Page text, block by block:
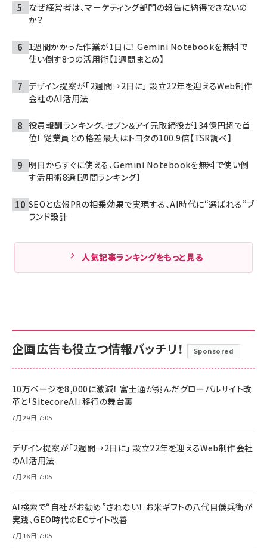
なぜ経営者は、マーケティング部門の報告に納得できないの
か？
1週間かかった作業が1日に！ Gemini Notebookを無料で
使い倒す8つの活用術【1週間まとめ】
デザイン提案が「2週間→2日に」 設立22年を迎えるWeb制作
会社のAI活用法
役員報酬ランキング、セブン＆アイ元取締役が134億円超で首
位！ 従業員との格差最大はトヨタの100.9倍【TSR調べ】
明日からすぐに使える、Gemini Notebookを無料で使い倒
す活用術8選【週間ランキング】
SEOと広報PRの相乗効果で実現する、AI時代に“選ばれる”ブ
ランド設計
人気記事ランキングをもっと見る
企画広告も役立つ情報バッチリ！ Sponsored
10万ページを8,000に激減！ 富士通が挑んだグローバルサイト改
革と「SitecoreAI」移行の舞台裏
7月29日 7:05
デザイン提案が「2週間→2日に」 設立22年を迎えるWeb制作会社
のAI活用法
7月28日 7:05
AI検索で“自社がお勧め”されない！ お米ギフトの八代目儀兵衛が
実践、GEO時代のECサイト改善
7月16日 7:05